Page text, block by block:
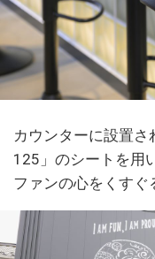
カウンターに設置
125」のシートを用
ファンの心をくすぐ